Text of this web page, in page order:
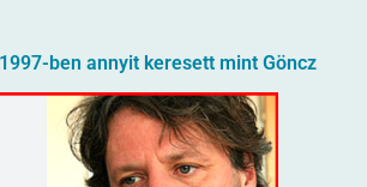
ben annyit keresett mint Göncz